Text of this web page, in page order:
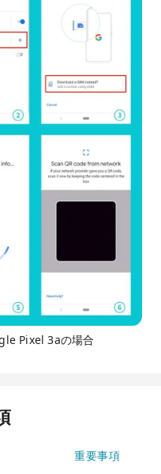
Pixel 3aの場合
重要事項